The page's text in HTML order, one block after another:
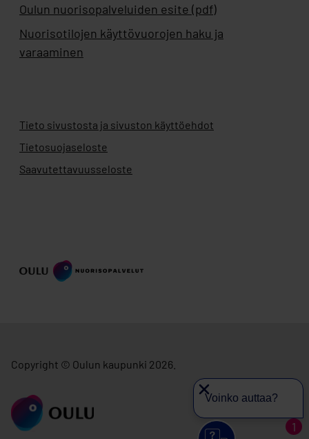
Oulun nuorisopalveluiden esite (pdf)
Nuorisotilojen käyttövuorojen haku ja
varaaminen
Tieto sivustosta ja sivuston käyttöehdot
Tietosuojaseloste
Saavutettavuusseloste
Copyright © Oulun kaupunki 2026.
siirry ouka.fi Voinko auttaa?
1